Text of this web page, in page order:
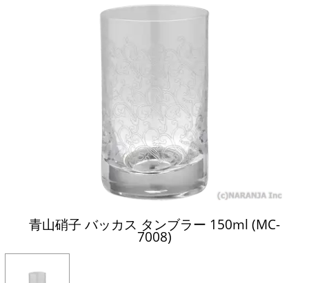
青山硝子 バッカス タンブラー 150ml (MC-
7008)